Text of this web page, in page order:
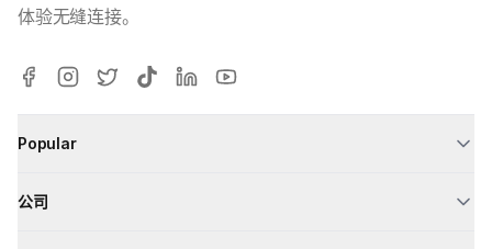
体验无缝连接。
Popular
公司